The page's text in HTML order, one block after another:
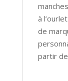
à
de
partir